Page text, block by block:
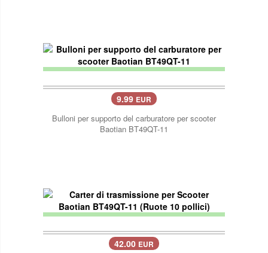
9.99 EUR
Bulloni per supporto del carburatore per scooter
Baotian BT49QT-11
42.00 EUR